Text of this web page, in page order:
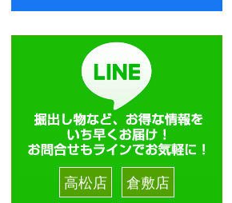
高松店
倉敷店